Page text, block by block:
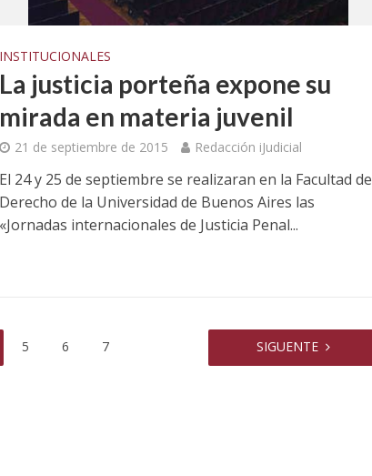
INSTITUCIONALES
La justicia porteña expone su
mirada en materia juvenil
21 de septiembre de 2015 Redacción iJudicial
El 24 y 25 de septiembre se realizaran en la Facultad de
Derecho de la Universidad de Buenos Aires las
«Jornadas internacionales de Justicia Penal...
5 6 7 SIGUENTE